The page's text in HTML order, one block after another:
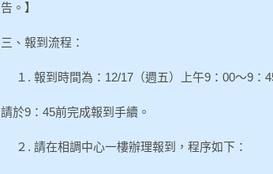
告。】
三、報到流程：
１. 報到時間為：12/17（週五）上午9：00～9：
請於9：45前完成報到手續。
２. 請在相調中心一樓辦理報到，程序如下：